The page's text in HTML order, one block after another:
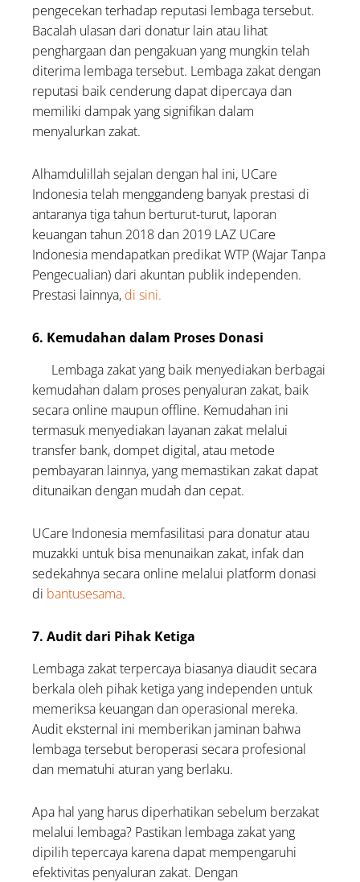
pengecekan terhadap reputasi lembaga tersebut.
Bacalah ulasan dari donatur lain atau lihat
penghargaan dan pengakuan yang mungkin telah
diterima lembaga tersebut. Lembaga zakat dengan
reputasi baik cenderung dapat dipercaya dan
memiliki dampak yang signifikan dalam
menyalurkan zakat.
Alhamdulillah sejalan dengan hal ini, UCare
Indonesia telah menggandeng banyak prestasi di
antaranya tiga tahun berturut-turut, laporan
keuangan tahun 2018 dan 2019 LAZ UCare
Indonesia mendapatkan predikat WTP (Wajar Tanpa
Pengecualian) dari akuntan publik independen.
Prestasi lainnya, di sini.
6. Kemudahan dalam Proses Donasi
Lembaga zakat yang baik menyediakan berbagai
kemudahan dalam proses penyaluran zakat, baik
secara online maupun offline. Kemudahan ini
termasuk menyediakan layanan zakat melalui
transfer bank, dompet digital, atau metode
pembayaran lainnya, yang memastikan zakat dapat
ditunaikan dengan mudah dan cepat.
UCare Indonesia memfasilitasi para donatur atau
muzakki untuk bisa menunaikan zakat, infak dan
sedekahnya secara online melalui platform donasi
di bantusesama.
7. Audit dari Pihak Ketiga
Lembaga zakat terpercaya biasanya diaudit secara
berkala oleh pihak ketiga yang independen untuk
memeriksa keuangan dan operasional mereka.
Audit eksternal ini memberikan jaminan bahwa
lembaga tersebut beroperasi secara profesional
dan mematuhi aturan yang berlaku.
Apa hal yang harus diperhatikan sebelum berzakat
melalui lembaga? Pastikan lembaga zakat yang
dipilih tepercaya karena dapat mempengaruhi
efektivitas penyaluran zakat. Dengan